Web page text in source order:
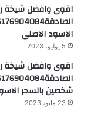
اقوى وافضل شيخة
الاسود الاصلي
5 يوليو، 2023
اقوى وافضل شيخة
شخصين بالسحر
23 مايو، 2023